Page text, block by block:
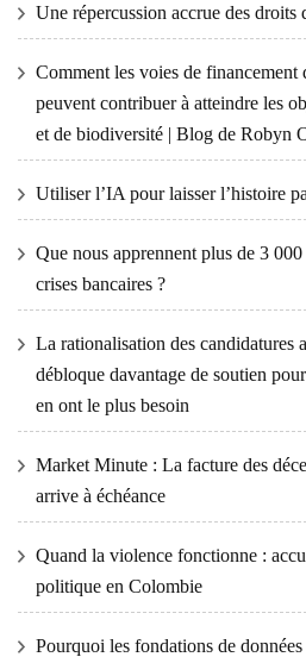
Une répercussion accrue des droits
Comment les voies de financement
peuvent contribuer à atteindre les
et de biodiversité | Blog de Robyn
Utiliser l’IA pour laisser l’histoire
Que nous apprennent plus de 3
crises bancaires ?
La rationalisation des candidatures
débloque davantage de soutien
en ont le plus besoin
Market Minute : La facture des
arrive à échéance
Quand la violence fonctionne :
politique en Colombie
Pourquoi les fondations de